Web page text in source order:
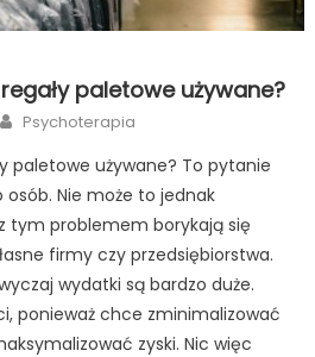
paletowe używane?
Author
Psychoterapia
paletowe używane? To pytanie
osób. Nie może to jednak
tym problemem borykają się
firmy czy przedsiębiorstwa.
wydatki są bardzo duże.
ponieważ chce zminimalizować
zyski. Nic więc